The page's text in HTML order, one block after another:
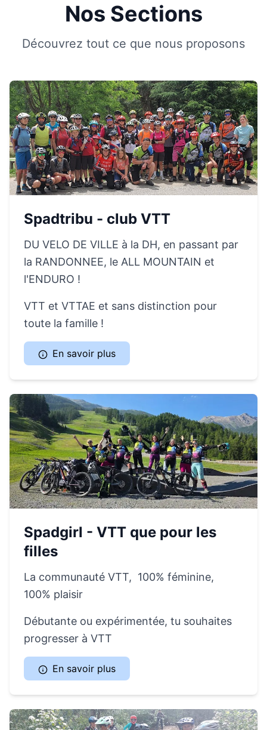
Nos Sections
Découvrez tout ce que nous proposons
Spadtribu - club VTT
DU VELO DE VILLE à la DH, en passant par
la RANDONNEE, le ALL MOUNTAIN et
l'ENDURO !
VTT et VTTAE et sans distinction pour
toute la famille !
En savoir plus
Spadgirl - VTT que pour les
filles
La communauté VTT, 100% féminine,
100% plaisir
Débutante ou expérimentée, tu souhaites
progresser à VTT
En savoir plus